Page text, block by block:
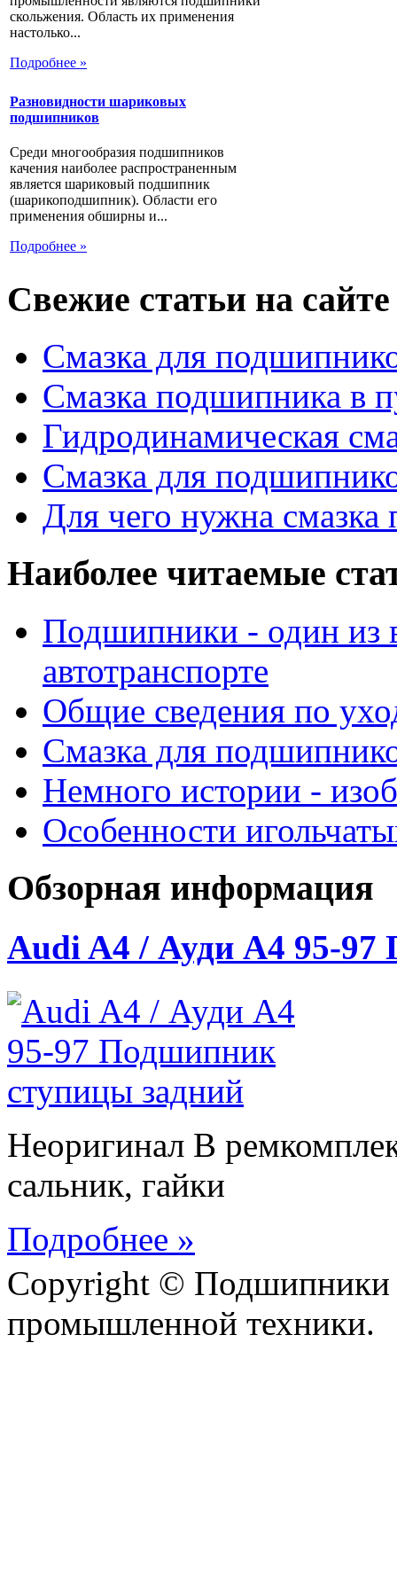
скольжения. Область их применения
настолько...
Подробнее »
Разновидности шариковых
подшипников
Среди многообразия подшипников
качения наиболее распространенным
является шариковый подшипник
(шарикоподшипник). Области его
применения обширны и...
Подробнее »
Свежие статьи на сайте
Смазка для
Смазка подшипника в
Гидродинамическая
Смазка для
Для чего нужна
Наиболее читаемые
Подшипники - один из
автотранспорте
Общие сведения по
Смазка для
Немного истории -
Особенности
Обзорная информация
Audi A4 / Ауди А4 95-97
Неоригинал В
сальник, гайки
Подробнее »
Copyright © Подшипники
промышленной техники.